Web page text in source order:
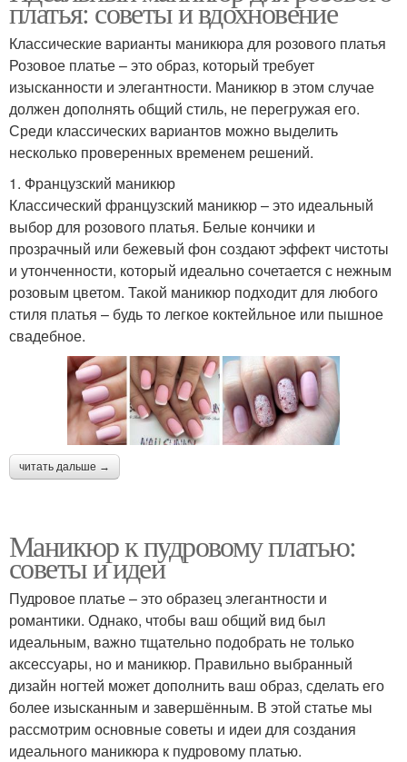
платья: советы и вдохновение
Классические варианты маникюра для розового платья
Розовое платье – это образ, который требует
изысканности и элегантности. Маникюр в этом случае
должен дополнять общий стиль, не перегружая его.
Среди классических вариантов можно выделить
несколько проверенных временем решений.
1. Французский маникюр
Классический французский маникюр – это идеальный
выбор для розового платья. Белые кончики и
прозрачный или бежевый фон создают эффект чистоты
и утонченности, который идеально сочетается с нежным
розовым цветом. Такой маникюр подходит для любого
стиля платья – будь то легкое коктейльное или пышное
свадебное.
читать дальше →
Маникюр к пудровому платью:
советы и идеи
Пудровое платье – это образец элегантности и
романтики. Однако, чтобы ваш общий вид был
идеальным, важно тщательно подобрать не только
аксессуары, но и маникюр. Правильно выбранный
дизайн ногтей может дополнить ваш образ, сделать его
более изысканным и завершённым. В этой статье мы
рассмотрим основные советы и идеи для создания
идеального маникюра к пудровому платью.